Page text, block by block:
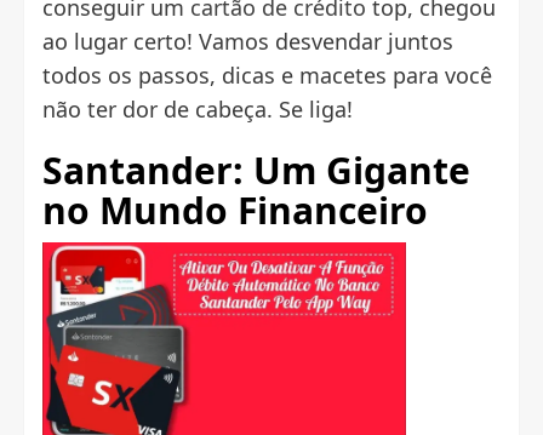
conseguir um cartão de crédito top, chegou
ao lugar certo! Vamos desvendar juntos
todos os passos, dicas e macetes para você
não ter dor de cabeça. Se liga!
Santander: Um Gigante
no Mundo Financeiro